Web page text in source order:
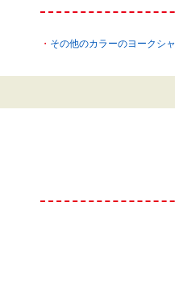
その他のカラーのヨークシ